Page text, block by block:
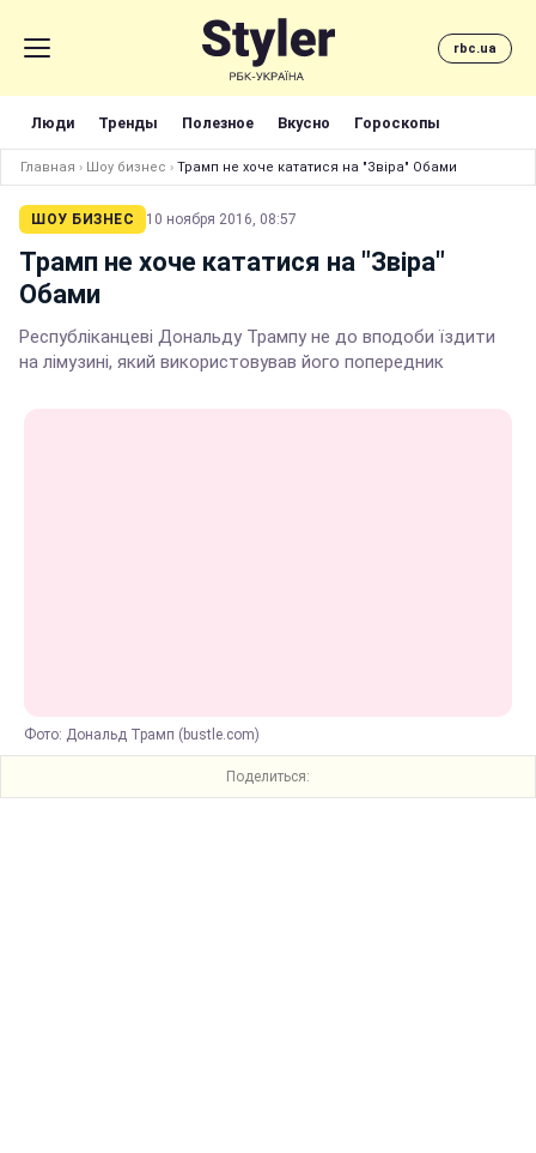
rbc.ua
Люди Тренды Полезное Вкусно Гороскопы
Главная › Шоу бизнес › Трамп не хоче кататися на "Звіра" Обами
ШОУ БИЗНЕС 10 ноября 2016, 08:57
Трамп не хоче кататися на "Звіра"
Обами
Республіканцеві Дональду Трампу не до вподоби їздити
на лімузині, який використовував його попередник
Фото: Дональд Трамп (bustle.com)
Поделиться: